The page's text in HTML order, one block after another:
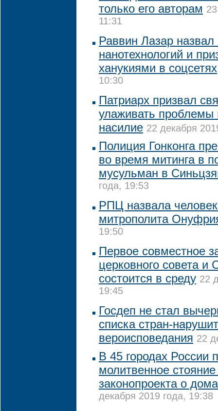
только его авторам
11:31
Раввин Лазар
нанотехнологий и
ханукиями в соцсетях
10:30
Патриарх призвал
улаживать проблемы
насилие 22 декабря
Полиция Гонконга
во время митинга в
мусульман в
года, 19:53
РПЦ назвала
митрополита
19:50
Первое совместное
церковного совета
состоится в среду 22
19:45
Госдеп не стал
списка стран-
вероисповедания 22
В 45 городах России
молитвенное
законопроекта о
декабря 2019 года, 19:38